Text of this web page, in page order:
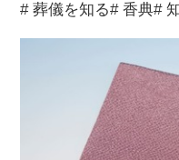
# 葬儀を知る# 香典#